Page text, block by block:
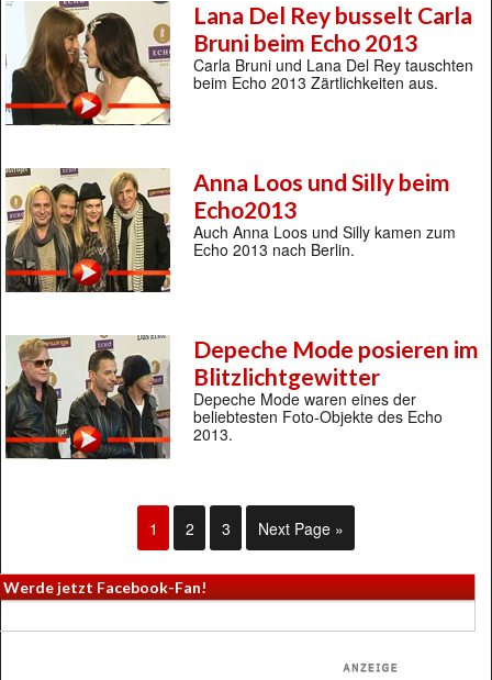
Lana Del Rey busselt Carla
Bruni beim Echo 2013
Carla Bruni und Lana Del Rey tauschten
beim Echo 2013 Zärtlichkeiten aus.
Anna Loos und Silly beim
Echo2013
Auch Anna Loos und Silly kamen zum
Echo 2013 nach Berlin.
Depeche Mode posieren im
Blitzlichtgewitter
Depeche Mode waren eines der
beliebtesten Foto-Objekte des Echo
2013.
1 2 3 Next Page »
Werde jetzt Facebook-Fan!